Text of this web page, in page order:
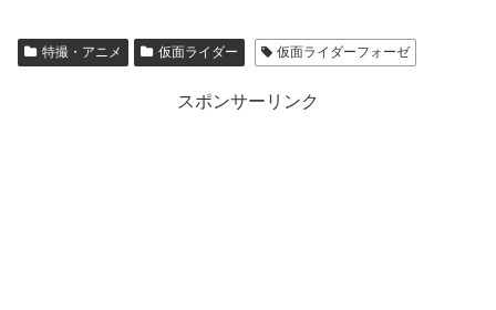
特撮・アニメ 仮面ライダー 仮面ライダーフォーゼ
スポンサーリンク